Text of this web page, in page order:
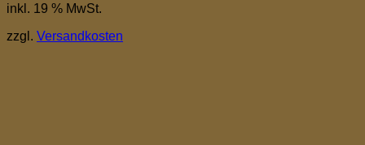
inkl. 19 % MwSt.
zzgl. Versandkosten